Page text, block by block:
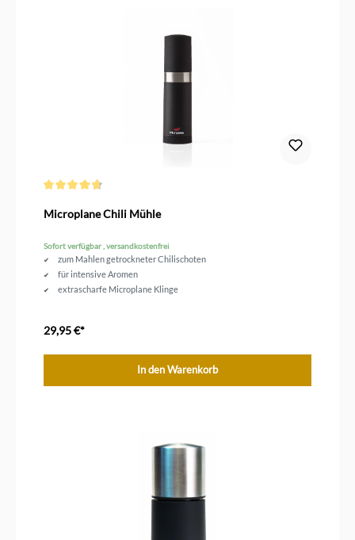
Microplane Chili Mühle
Sofort verfügbar , versandkostenfrei
zum Mahlen getrockneter Chilischoten
für intensive Aromen
extrascharfe Microplane Klinge
29,95 €*
In den Warenkorb